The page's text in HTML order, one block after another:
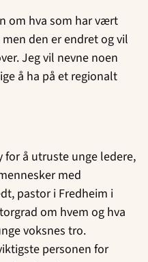
om hva som har vært
den er endret og vil
Jeg vil nevne noen
å ha på et regionalt
å utruste unge ledere,
med
pastor i Fredheim i
om hvem og hva
voksnes tro.
personen for